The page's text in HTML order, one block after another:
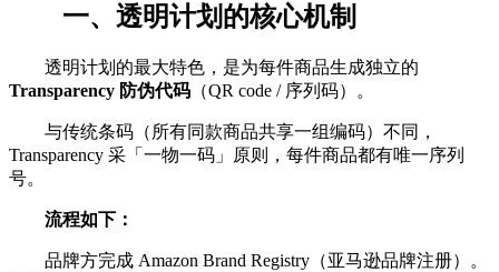
一、 透明计划的核心机制
透明计划的最大特色，是为每件商品生成独立的
Transparency 防伪代码 （QR code / 序列码）。
与传统条码（所有同款商品共享一组编码）不同，
Transparency 采「一物一码」原则，每件商品都有唯一序列
号。
流程如下：
品牌方完成 Amazon Brand Registry（亚马逊品牌注册）。